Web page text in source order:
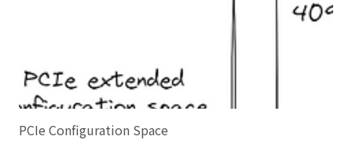
PCIe Configuration Space